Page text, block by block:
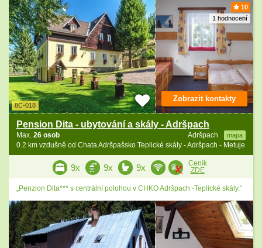
10
1 hodnocení
8C-018
Pension Dita - ubytování a skály - Adršpach
Adršpach mapa
Max. 26 osob
0.2 km vzdušně od Chata Adršpašsko Teplické skály - Adršpach - Metuje
Zobrazit kontakty
9x 9x 9x
Ceník
ZDE
„Penzion Dita*** s centrální polohou v CHKO Adršpach -Teplické skály.“